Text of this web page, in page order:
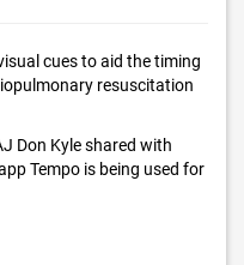
cues to aid the timing
resuscitation
Don Kyle shared with
Tempo is being used for